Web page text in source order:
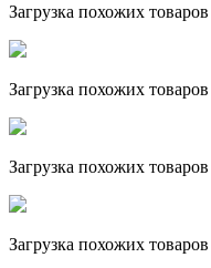
Загрузка похожих
Загрузка похожих
Загрузка похожих
Загрузка похожих